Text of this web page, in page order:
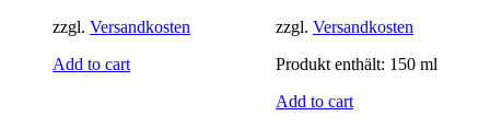
zzgl. Versandkosten
Add to cart
zzgl. Versandkosten
Produkt enthält: 150 ml
Add to cart